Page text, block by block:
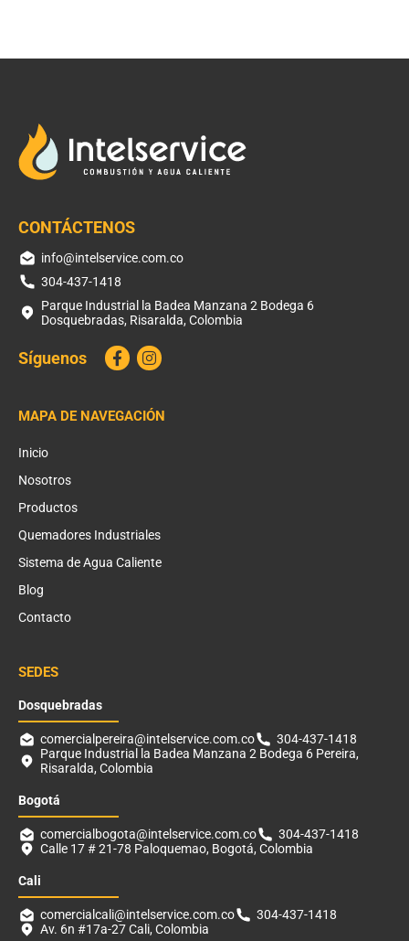
CONTÁCTENOS
info@intelservice.com.co
304-437-1418
Parque Industrial la Badea Manzana 2 Bodega 6
Dosquebradas, Risaralda, Colombia
Síguenos
MAPA DE NAVEGACIÓN
Inicio
Nosotros
Productos
Quemadores Industriales
Sistema de Agua Caliente
Blog
Contacto
SEDES
Dosquebradas
comercialpereira@intelservice.com.co
304-437-1418
Parque Industrial la Badea Manzana 2 Bodega 6 Pereira,
Risaralda, Colombia
Bogotá
comercialbogota@intelservice.com.co
304-437-1418
Calle 17 # 21-78 Paloquemao, Bogotá, Colombia
Cali
comercialcali@intelservice.com.co
304-437-1418
Av. 6n #17a-27 Cali, Colombia